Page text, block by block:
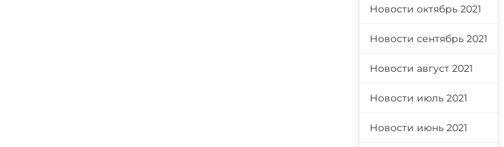
Новости октябрь 2021
Новости сентябрь 2021
Новости август 2021
Новости июль 2021
Новости июнь 2021